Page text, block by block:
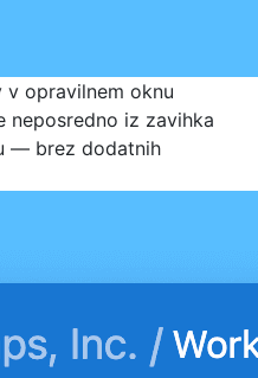
v opravilnem oknu
neposredno iz zavihka
— brez dodatnih